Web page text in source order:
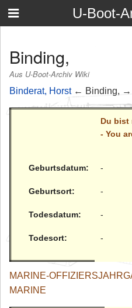
U-Boot-
Binding,
Aus U-Boot-Archiv Wiki
Binderat, Horst← Binding, →
Du bist
- You
Geburtsdatum: -
Geburtsort: -
Todesdatum: -
Todesort: -
MARINE-
MARINE